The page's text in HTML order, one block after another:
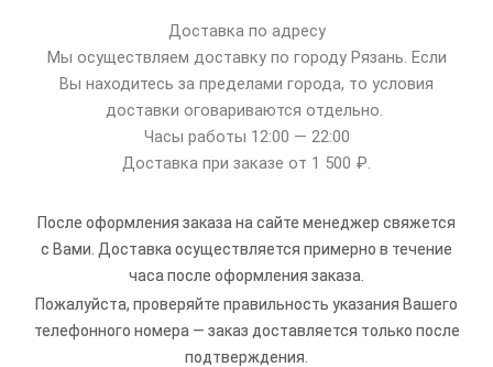
Доставка по адресу
Мы осуществляем доставку по городу Рязань. Если
Вы находитесь за пределами города, то условия
доставки оговариваются отдельно.
Часы работы 12:00 — 22:00
Доставка при заказе от 1 500 ₽.
После оформления заказа на сайте менеджер свяжется
с Вами. Доставка осуществляется примерно в течение
часа после оформления заказа.
Пожалуйста, проверяйте правильность указания Вашего
телефонного номера — заказ доставляется только после
подтверждения.